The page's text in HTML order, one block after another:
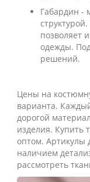
Габардин -
позволяет
одежды.
решений.
Цены на
варианта.
дорогой
изделия.
оптом.
наличием
рассмотреть